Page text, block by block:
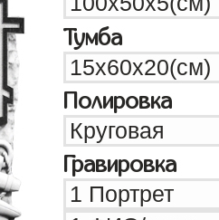
Тумба
Полировка
Гравировка